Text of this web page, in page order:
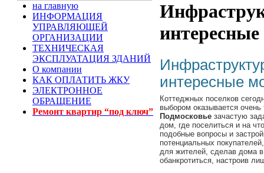
на главную
ИНФОРМАЦИЯ
УПРАВЛЯЮЩЕЙ
ОРГАНИЗАЦИИ
ТЕХНИЧЕСКАЯ
ЭКСПЛУАТАЦИЯ ЗДАНИЙ
О компании
КАК ОПЛАТИТЬ ЖКУ
ЭЛЕКТРОННОЕ
ОБРАЩЕНИЕ
Ремонт квартир “под ключ”
интересные
Коттеджных поселков
выбором оказывается
Подмосковье зачастую
дом, где поселиться и на
подобные вопросы и
потенциальных
для жителей, сделав дома
обанкротиться, настроив